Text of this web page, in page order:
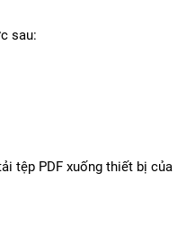
sau:
tệp PDF xuống thiết bị của